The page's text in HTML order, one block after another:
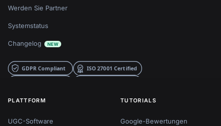
Werden Sie Partner
Systemstatus
Changelog NEW
PLATTFORM
UGC-Software
TUTORIALS
Google-Bewertungen